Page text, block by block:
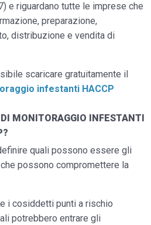
e riguardano tutte le imprese che
preparazione,
distribuzione e vendita di
scaricare gratuitamente il
infestanti HACCP
MONITORAGGIO INFESTANTI
quali possono essere gli
che possono compromettere la
i cosiddetti punti a rischio
potrebbero entrare gli